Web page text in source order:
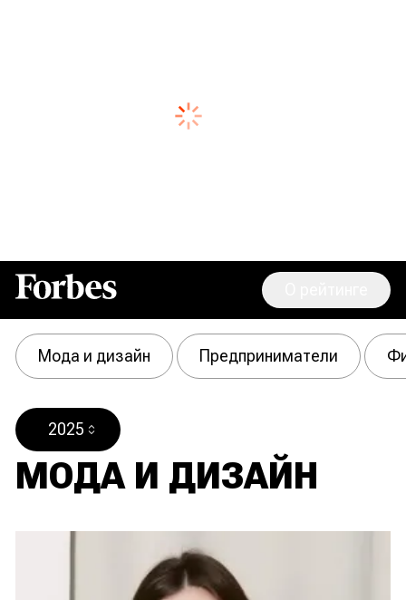
Мода и дизайн Предприниматели
МОДА И ДИЗАЙН
2025